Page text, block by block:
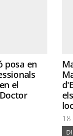
posa en
el
18